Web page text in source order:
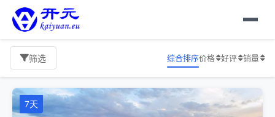
筛选 综合排序价格 好评 销量
7天